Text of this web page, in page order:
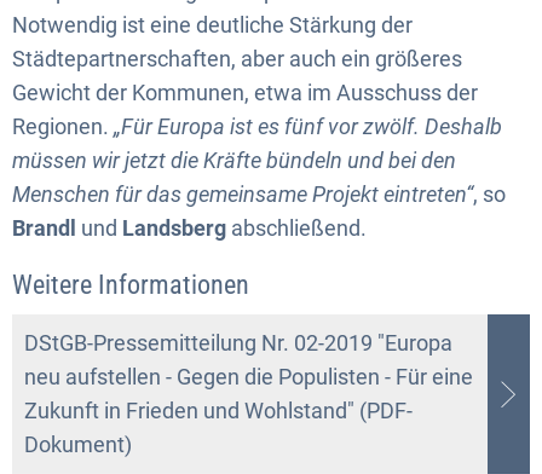
Notwendig ist eine deutliche Stärkung der
Städtepartnerschaften, aber auch ein größeres
Gewicht der Kommunen, etwa im Ausschuss der
Regionen. „Für Europa ist es fünf vor zwölf. Deshalb
müssen wir jetzt die Kräfte bündeln und bei den
Menschen für das gemeinsame Projekt eintreten“, so
Brandl und Landsberg abschließend.
Weitere Informationen
DStGB-Pressemitteilung Nr. 02-2019 "Europa
neu aufstellen - Gegen die Populisten - Für eine
Zukunft in Frieden und Wohlstand" (PDF-
Dokument)